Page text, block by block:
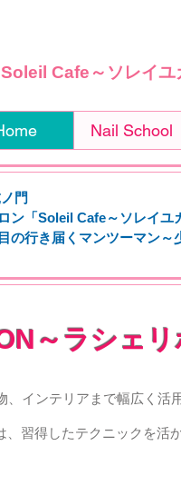
Cafe～ソレイユ
Nail School
ノ門
ン「Soleil Cafe～ソレイユ
目の行き届くマンツーマン
～ラシェ
、インテリアまで幅広く活
、習得したテクニックを活